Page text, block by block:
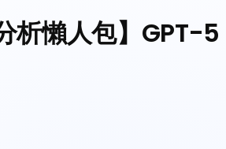
析懶人包】GPT-